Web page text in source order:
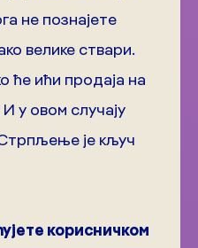
не познајете
велике ствари.
ће ићи продаја на
у овом случају
је кључ
корисничком